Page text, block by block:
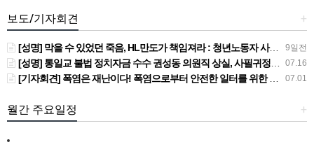
+
보도/기자회견
9일전
[성명] 막을 수 있었던 죽음, HL만도가 책임져라 : 청년노동자 사망사고의 철저한 진상규명과 재발방지 대책 마련하라
07.16
[성명] 통일교 불법 정치자금 수수 권성동 의원직 상실, 사필귀정이다
07.01
[기자회견] 폭염은 재난이다! 폭염으로부터 안전한 일터를 위한 민주노총 강원지역본부 폭염감시단 선포 기자회견
+
월간 주요일정